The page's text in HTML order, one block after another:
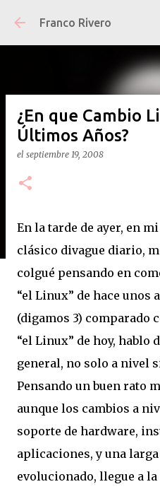
Ir al
Franco Rivero
¿En que Cambio
Últimos Años?
el septiembre 19, 2008
En la tarde de ayer, en mi
clásico divague diario,
colgué pensando en
“el Linux” de hace unos
(digamos 3) comparado
“el Linux” de hoy, hablo
general, no solo a nivel
Pensando un buen rato
aunque los cambios a
soporte de hardware,
aplicaciones, y una
evolucionado, llegue a